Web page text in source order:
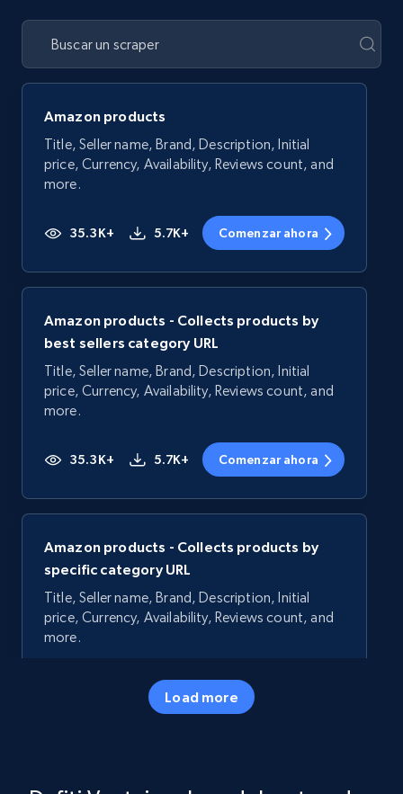
Amazon products
Title, Seller name, Brand, Description, Initial
price, Currency, Availability, Reviews count, and
more.
35.3K+ 5.7K+ Comenzar ahora
Amazon products - Collects products by
best sellers category URL
Title, Seller name, Brand, Description, Initial
price, Currency, Availability, Reviews count, and
more.
35.3K+ 5.7K+ Comenzar ahora
Amazon products - Collects products by
specific category URL
Title, Seller name, Brand, Description, Initial
price, Currency, Availability, Reviews count, and
more.
5.7K+ Comenzar ahora
Load more